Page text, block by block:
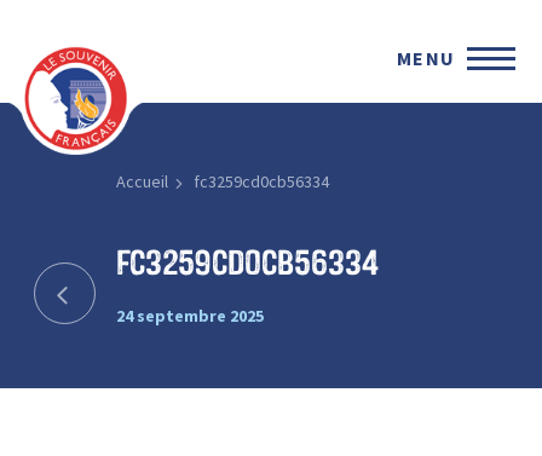
MENU
Accueil fc3259cd0cb56334
fc3259cd0cb56334
24 septembre 2025